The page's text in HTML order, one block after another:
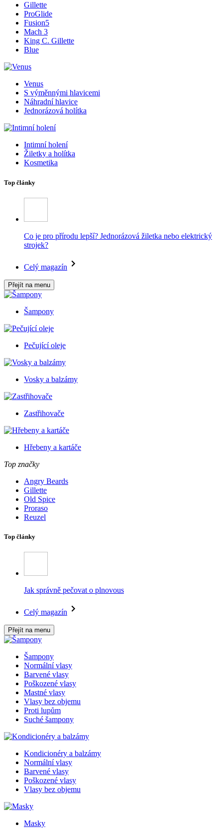
Gillette
ProGlide
Fusion5
Mach 3
King C. Gillette
Blue
Venus
S výměnnými hlavicemi
Náhradní hlavice
Jednorázová holítka
Intimní holení
Žiletky a holítka
Kosmetika
Top články
Co je pro přírodu lepší? Jednorázová žiletka nebo elektrický
strojek?
Celý magazín
Přejít na menu
Šampony
Pečující oleje
Vosky a balzámy
Zastřihovače
Hřebeny a kartáče
Top značky
Angry Beards
Gillette
Old Spice
Proraso
Reuzel
Top články
Jak správně pečovat o plnovous
Celý magazín
Přejít na menu
Šampony
Normální vlasy
Barvené vlasy
Poškozené vlasy
Mastné vlasy
Vlasy bez objemu
Proti lupům
Suché šampony
Kondicionéry a balzámy
Normální vlasy
Barvené vlasy
Poškozené vlasy
Vlasy bez objemu
Masky